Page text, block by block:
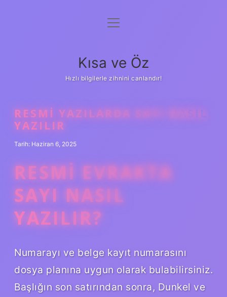
Anasayfa
Yasal Uyarı
menüyü
Kısa ve Öz
Hızlı bilgilerle zihnini canlandır!
RESMI YAZILARDA SAYI NASIL
YAZILIR
Tarih: Haziran 6, 2025
RESMI EVRAKTA
SAYI NASIL
YAZILIR?
Numarayı ve belge kayıt numarasını
dosya planına uygun olarak bulabilirsiniz.
Başlığın son satırından sonra, Dunkel ve